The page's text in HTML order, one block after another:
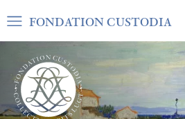
FONDATION CUSTODIA